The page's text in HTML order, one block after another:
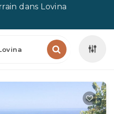
dans Lovina